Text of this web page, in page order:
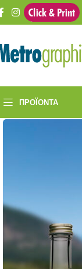
ΠΡΟΪΌΝΤΑ